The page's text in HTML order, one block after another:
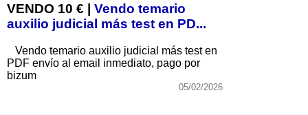
VENDO 10 € | Vendo temario
auxilio judicial más test en PD...
Vendo temario auxilio judicial más test en
PDF envío al email inmediato, pago por
bizum
05/02/2026